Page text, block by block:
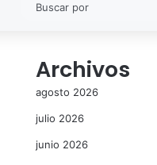
Archivos
agosto 2026
julio 2026
junio 2026